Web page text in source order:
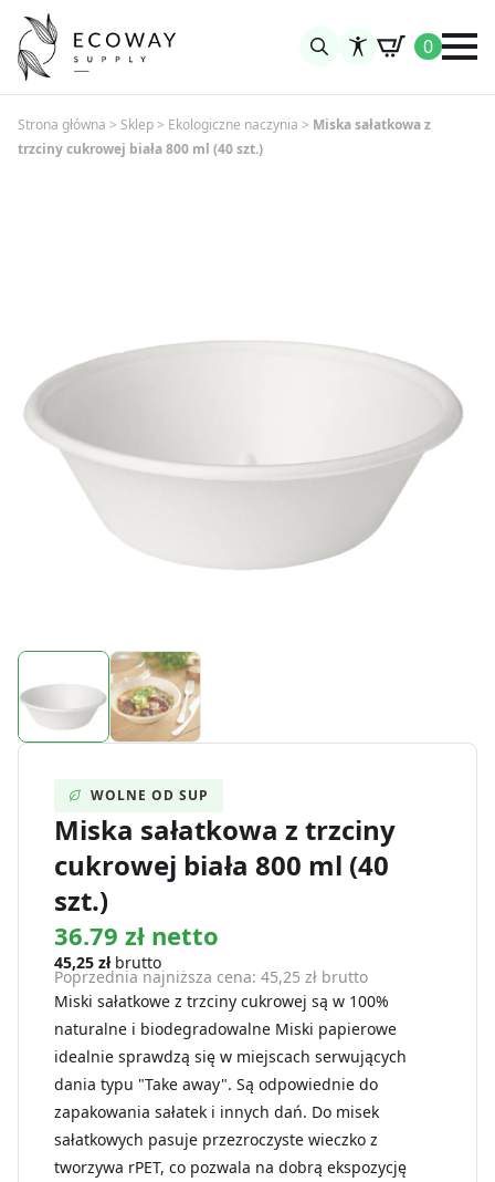
0
Strona główna > Sklep> Ekologiczne naczynia > Miska sałatkowa z
trzciny cukrowej biała 800 ml (40 szt.)
WOLNE OD SUP
Miska sałatkowa z trzciny
cukrowej biała 800 ml (40
szt.)
36.79 zł netto
45,25 złbrutto
Poprzednia najniższa cena: 45,25 zł brutto
Miski sałatkowe z trzciny cukrowej są w 100%
naturalne i biodegradowalne Miski papierowe
idealnie sprawdzą się w miejscach serwujących
dania typu "Take away". Są odpowiednie do
zapakowania sałatek i innych dań. Do misek
sałatkowych pasuje przezroczyste wieczko z
tworzywa rPET, co pozwala na dobrą ekspozycję